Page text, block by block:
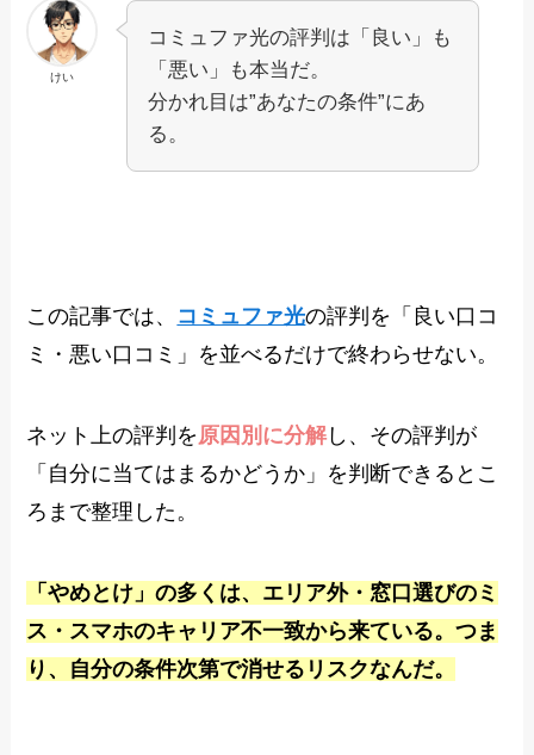
けい
コミュファ光の評判は「良い」も
「悪い」も本当だ。
分かれ目は”あなたの条件”にあ
る。
この記事では、 コミュファ光の評判を「良い口コ
ミ・悪い口コミ」を並べるだけで終わらせない。
ネット上の評判を原因別に分解し、その評判が
「自分に当てはまるかどうか」を判断できるとこ
ろまで整理した。
「やめとけ」の多くは、エリア外・窓口選びのミ
ス・スマホのキャリア不一致から来ている。つま
り、自分の条件次第で消せるリスクなんだ。